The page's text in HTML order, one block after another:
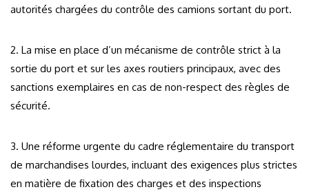
autorités chargées du contrôle des camions sortant du port.
2. La mise en place d’un mécanisme de contrôle strict à la
sortie du port et sur les axes routiers principaux, avec des
sanctions exemplaires en cas de non-respect des règles de
sécurité.
3. Une réforme urgente du cadre réglementaire du transport
de marchandises lourdes, incluant des exigences plus strictes
en matière de fixation des charges et des inspections